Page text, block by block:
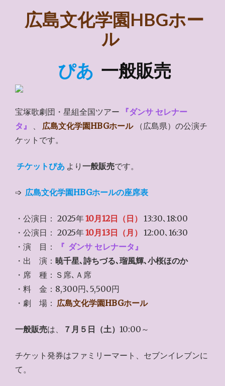
広島文化学園HBGホー
ル
ぴあ 一般販売
宝塚歌劇団・星組全国ツアー
『ダンサ セレナー
タ』
、 広島文化学園HBGホール
（広島県）の公演チ
ケットです。
チケットぴあ より一般販売です。
➩ 広島文化学園HBGホールの座席表
・公演日： 2025年10月12日（日）
13:30､18:00
・公演日： 2025年10月13日（月）
12:00､16:30
・演 目：
『 ダンサ セレナータ』
・出 演： 暁千星､詩ちづる､瑠風輝､小桜ほのか
・席 種：Ｓ席､Ａ席
・料 金：8,300円､5,500円
・劇 場： 広島文化学園HBGホール
一般販売は、 ７月５日（土） 10:00～
チケット発券はファミリーマート、セブンイレブンに
て。